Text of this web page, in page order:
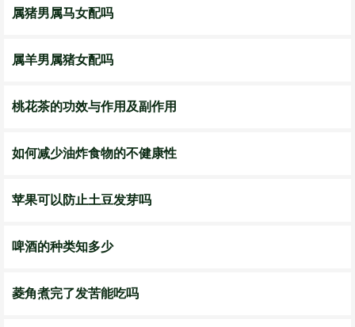
属猪男属马女配吗
属羊男属猪女配吗
桃花茶的功效与作用及副作用
如何减少油炸食物的不健康性
苹果可以防止土豆发芽吗
啤酒的种类知多少
菱角煮完了发苦能吃吗